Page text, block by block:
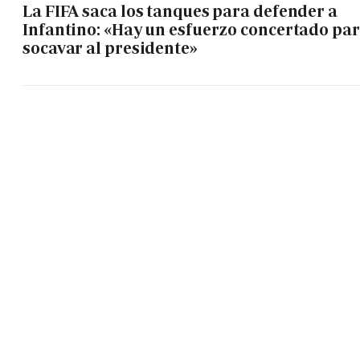
La FIFA saca los tanques para defender a
Infantino: «Hay un esfuerzo concertado
socavar al presidente»